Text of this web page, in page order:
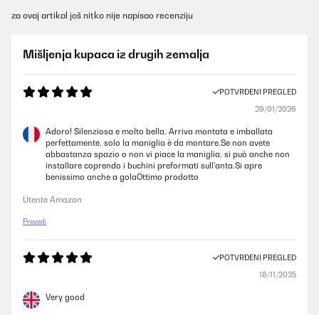
za ovaj artikal još nitko nije napisao recenziju
Mišljenja kupaca iz drugih zemalja
POTVRĐENI PREGLED
29/01/2026
Adoro! Silenziosa e molto bella. Arriva montata e imballata
perfettamente, solo la maniglia è da montare.Se non avete
abbastanza spazio o non vi piace la maniglia, si può anche non
installare coprendo i buchini preformati sull'anta.Si apre
benissimo anche a golaOttimo prodotto
Utente Amazon
Prevedi
POTVRĐENI PREGLED
18/11/2025
Very good